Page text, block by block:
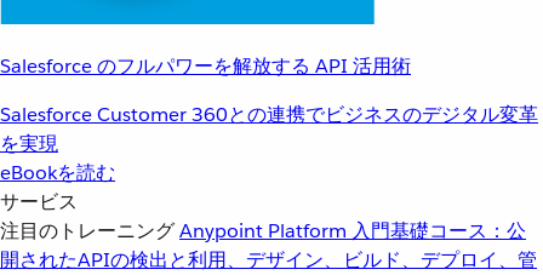
Salesforce のフルパワーを解放する API 活用術
Salesforce Customer 360との連携でビジネスのデジタル変革
を実現
eBookを読む
サービス
注目のトレーニングAnypoint Platform 入門基礎コース：公
開されたAPIの検出と利用、デザイン、ビルド、デプロイ、管